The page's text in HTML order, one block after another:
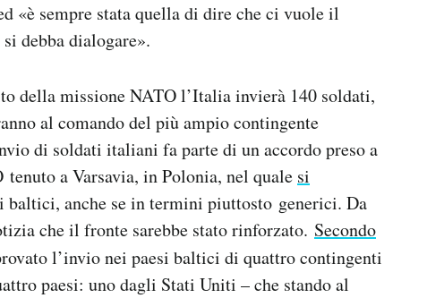
«è sempre stata quella di dire che ci vuole il
debba dialogare».
della missione NATO l’Italia invierà 140 soldati,
al comando del più ampio contingente
di soldati italiani fa parte di un accordo preso a
a Varsavia, in Polonia, nel quale si
baltici, anche se in termini piuttosto generici. Da
che il fronte sarebbe stato rinforzato. Secondo
l’invio nei paesi baltici di quattro contingenti
paesi: uno dagli Stati Uniti – che stando al